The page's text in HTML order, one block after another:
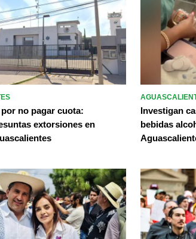
no pagar cuota:
extorsiones en
Investigan
bebidas